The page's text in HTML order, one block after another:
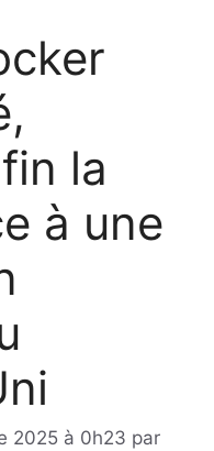
la
à une
2025 à 0h23 par